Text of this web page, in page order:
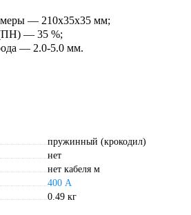
— 210х35х35 мм;
— 35 %;
— 2.0-5.0 мм.
пружинный (крокодил)
нет
нет кабеля м
400 А
0.49 кг